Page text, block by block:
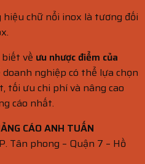
hiệu chữ nổi inox là tương đối
về ưu nhược điểm của
doanh nghiệp có thể lựa chọn
tối ưu chi phí và nâng cao
cáo nhất.
CÁO ANH TUẤN
Tân phong – Quận 7 – Hồ